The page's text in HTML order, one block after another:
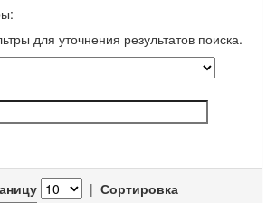
для уточнения результатов поиска.
| Сортировка